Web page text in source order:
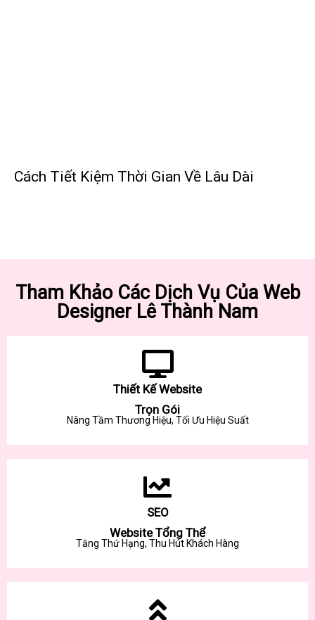
Cách Tiết Kiệm Thời Gian Về Lâu Dài
Tham Khảo Các Dịch Vụ Của Web
Designer Lê Thành Nam
Thiết Kế Website
Trọn Gói
Nâng Tầm Thương Hiệu, Tối Ưu Hiệu Suất
SEO
Website Tổng Thể
Tăng Thứ Hạng, Thu Hút Khách Hàng